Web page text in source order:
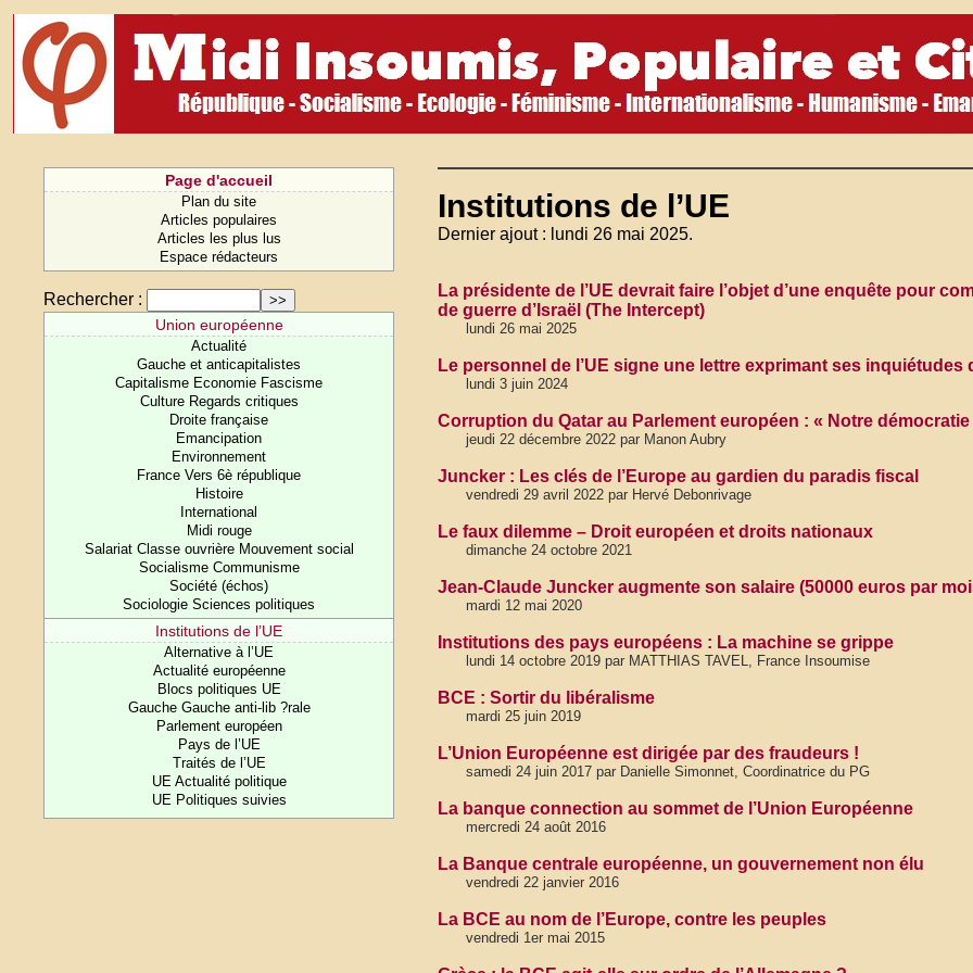
Page d'accueil
Plan du site
Articles populaires
Articles les plus lus
Espace rédacteurs
Rechercher :
Union européenne
Actualité
Gauche et anticapitalistes
Capitalisme Economie Fascisme
Culture Regards critiques
Droite française
Emancipation
Environnement
France Vers 6è république
Histoire
International
Midi rouge
Salariat Classe ouvrière Mouvement social
Socialisme Communisme
Société (échos)
Sociologie Sciences politiques
Institutions de l’UE
Alternative à l’UE
Actualité européenne
Blocs politiques UE
Gauche Gauche anti-lib ?rale
Parlement européen
Pays de l’UE
Traités de l’UE
UE Actualité politique
UE Politiques suivies
Institutions de l’UE
Dernier ajout : lundi 26 mai 2025.
La présidente de l’UE devrait faire l’objet d’une enquête pour
de guerre d’Israël (The Intercept)
lundi 26 mai 2025
Le personnel de l’UE signe une lettre exprimant ses inquiétudes
lundi 3 juin 2024
Corruption du Qatar au Parlement européen : « Notre démocratie
jeudi 22 décembre 2022 par Manon Aubry
Juncker : Les clés de l’Europe au gardien du paradis fiscal
vendredi 29 avril 2022 par Hervé Debonrivage
Le faux dilemme – Droit européen et droits nationaux
dimanche 24 octobre 2021
Jean-Claude Juncker augmente son salaire (50000 euros par
mardi 12 mai 2020
Institutions des pays européens : La machine se grippe
lundi 14 octobre 2019 par MATTHIAS TAVEL, France Insoumise
BCE : Sortir du libéralisme
mardi 25 juin 2019
L’Union Européenne est dirigée par des fraudeurs !
samedi 24 juin 2017 par Danielle Simonnet, Coordinatrice du PG
La banque connection au sommet de l’Union Européenne
mercredi 24 août 2016
La Banque centrale européenne, un gouvernement non élu
vendredi 22 janvier 2016
La BCE au nom de l’Europe, contre les peuples
vendredi 1er mai 2015